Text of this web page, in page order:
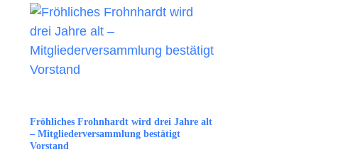
Fröhliches Frohnhardt wird drei Jahre alt
– Mitgliederversammlung bestätigt
Vorstand